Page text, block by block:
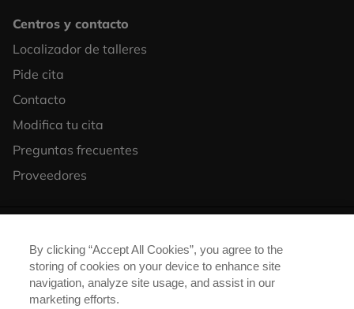
Centros y contacto
Footer
Column
Localizador de talleres
Pide cita
Contacto
Modifica tu cita
Preguntas frecuentes
Proveedores
Síguenos:
By clicking “Accept All Cookies”, you agree to the
storing of cookies on your device to enhance site
navigation, analyze site usage, and assist in our
marketing efforts.